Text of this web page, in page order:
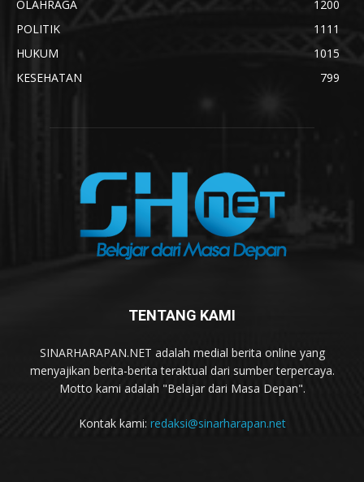
OLAHRAGA
1200
POLITIK
1111
HUKUM
1015
KESEHATAN
799
TENTANG KAMI
SINARHARAPAN.NET adalah medial berita online yang
menyajikan berita-berita teraktual dari sumber terpercaya.
Motto kami adalah "Belajar dari Masa Depan".
Kontak kami: redaksi@sinarharapan.net